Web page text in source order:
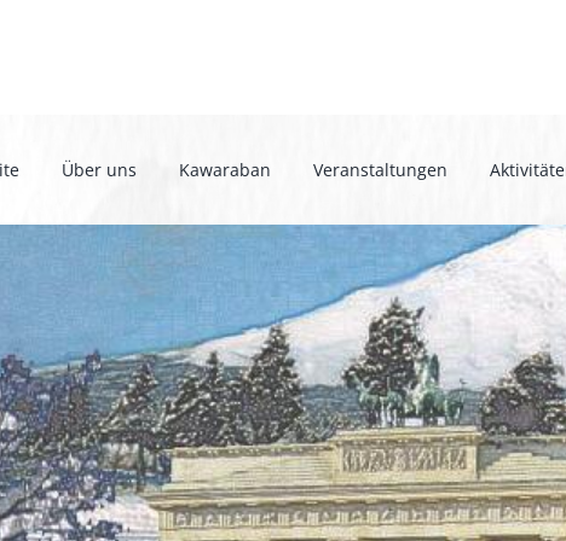
Über uns Kawaraban Veranstaltungen